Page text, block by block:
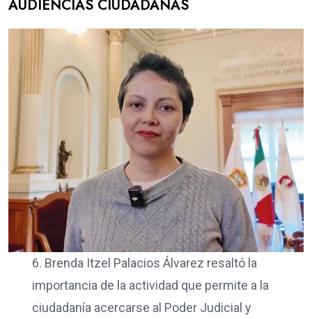
AUDIENCIAS CIUDADANAS
6. Brenda Itzel Palacios Álvarez resaltó la
importancia de la actividad que permite a la
ciudadanía acercarse al Poder Judicial y